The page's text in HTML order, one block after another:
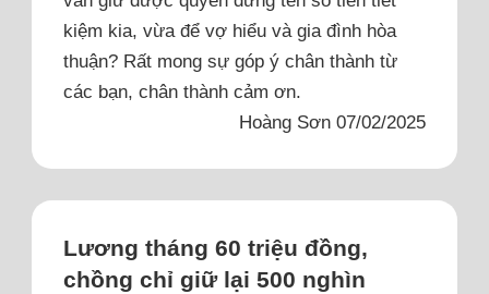
kiệm kia, vừa để vợ hiểu và gia đình hòa
thuận? Rất mong sự góp ý chân thành từ
các bạn, chân thành cảm ơn.
Hoàng Sơn 07/02/2025
Lương tháng 60 triệu đồng,
chồng chỉ giữ lại 500 nghìn